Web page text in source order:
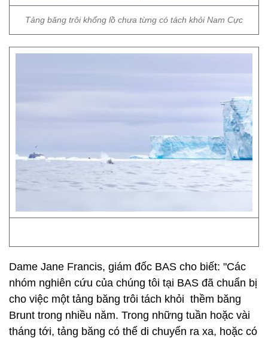
Tảng băng trôi khổng lồ chưa từng có tách khỏi Nam Cực
Dame Jane Francis, giám đốc BAS cho biết: "Các
nhóm nghiên cứu của chúng tôi tại BAS đã chuẩn bị
cho việc một tảng băng trôi tách khỏi thềm băng
Brunt trong nhiều năm. Trong những tuần hoặc vài
tháng tới, tảng băng có thể di chuyển ra xa, hoặc có